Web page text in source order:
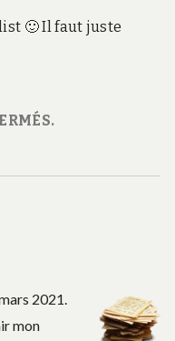
🙂 Il faut juste
2021.
mon